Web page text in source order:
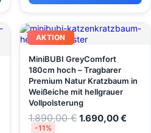
AKTION
MiniBUBI GreyComfort
180cm hoch – Tragbarer
Premium Natur Kratzbaum in
Weißeiche mit hellgrauer
Vollpolsterung
1.890,00€1.690,00€
-11%